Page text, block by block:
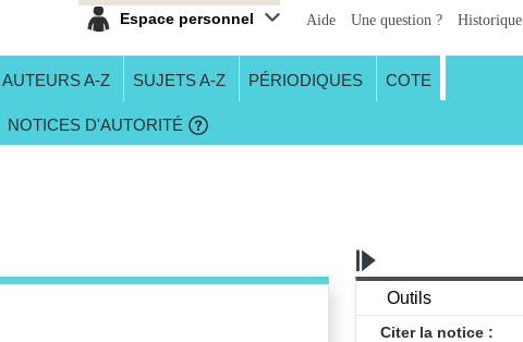
Espace personnel Aide Une question ? Historique
AUTEURS A-Z SUJETS A-Z PÉRIODIQUES COTE
NOTICES D'AUTORITÉ
Outils
Citer la notice :